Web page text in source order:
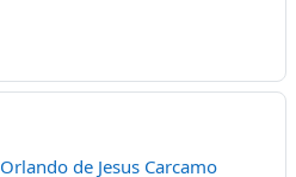
Orlando de Jesus Carcamo